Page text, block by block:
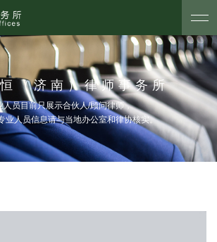
（济南）律师事务所
人员目前只展示合伙人/顾问律师，
业人员信息请与当地办公室和律协核实。